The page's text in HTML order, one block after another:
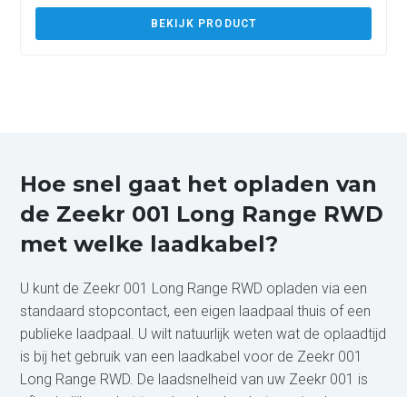
BEKIJK PRODUCT
Hoe snel gaat het opladen van
de Zeekr 001 Long Range RWD
met welke laadkabel?
U kunt de Zeekr 001 Long Range RWD opladen via een
standaard stopcontact, een eigen laadpaal thuis of een
publieke laadpaal. U wilt natuurlijk weten wat de oplaadtijd
is bij het gebruik van een laadkabel voor de Zeekr 001
Long Range RWD. De laadsnelheid van uw Zeekr 001 is